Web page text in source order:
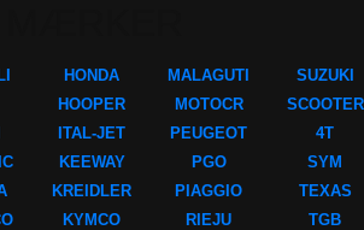
HONDA
HOOPER
ITAL-JET
KEEWAY
KREIDLER
KYMCO
MALAGUTI
MOTOCR
PEUGEOT
PGO
PIAGGIO
RIEJU
SUZUKI
SCOOTER
4T
SYM
TEXAS
TGB